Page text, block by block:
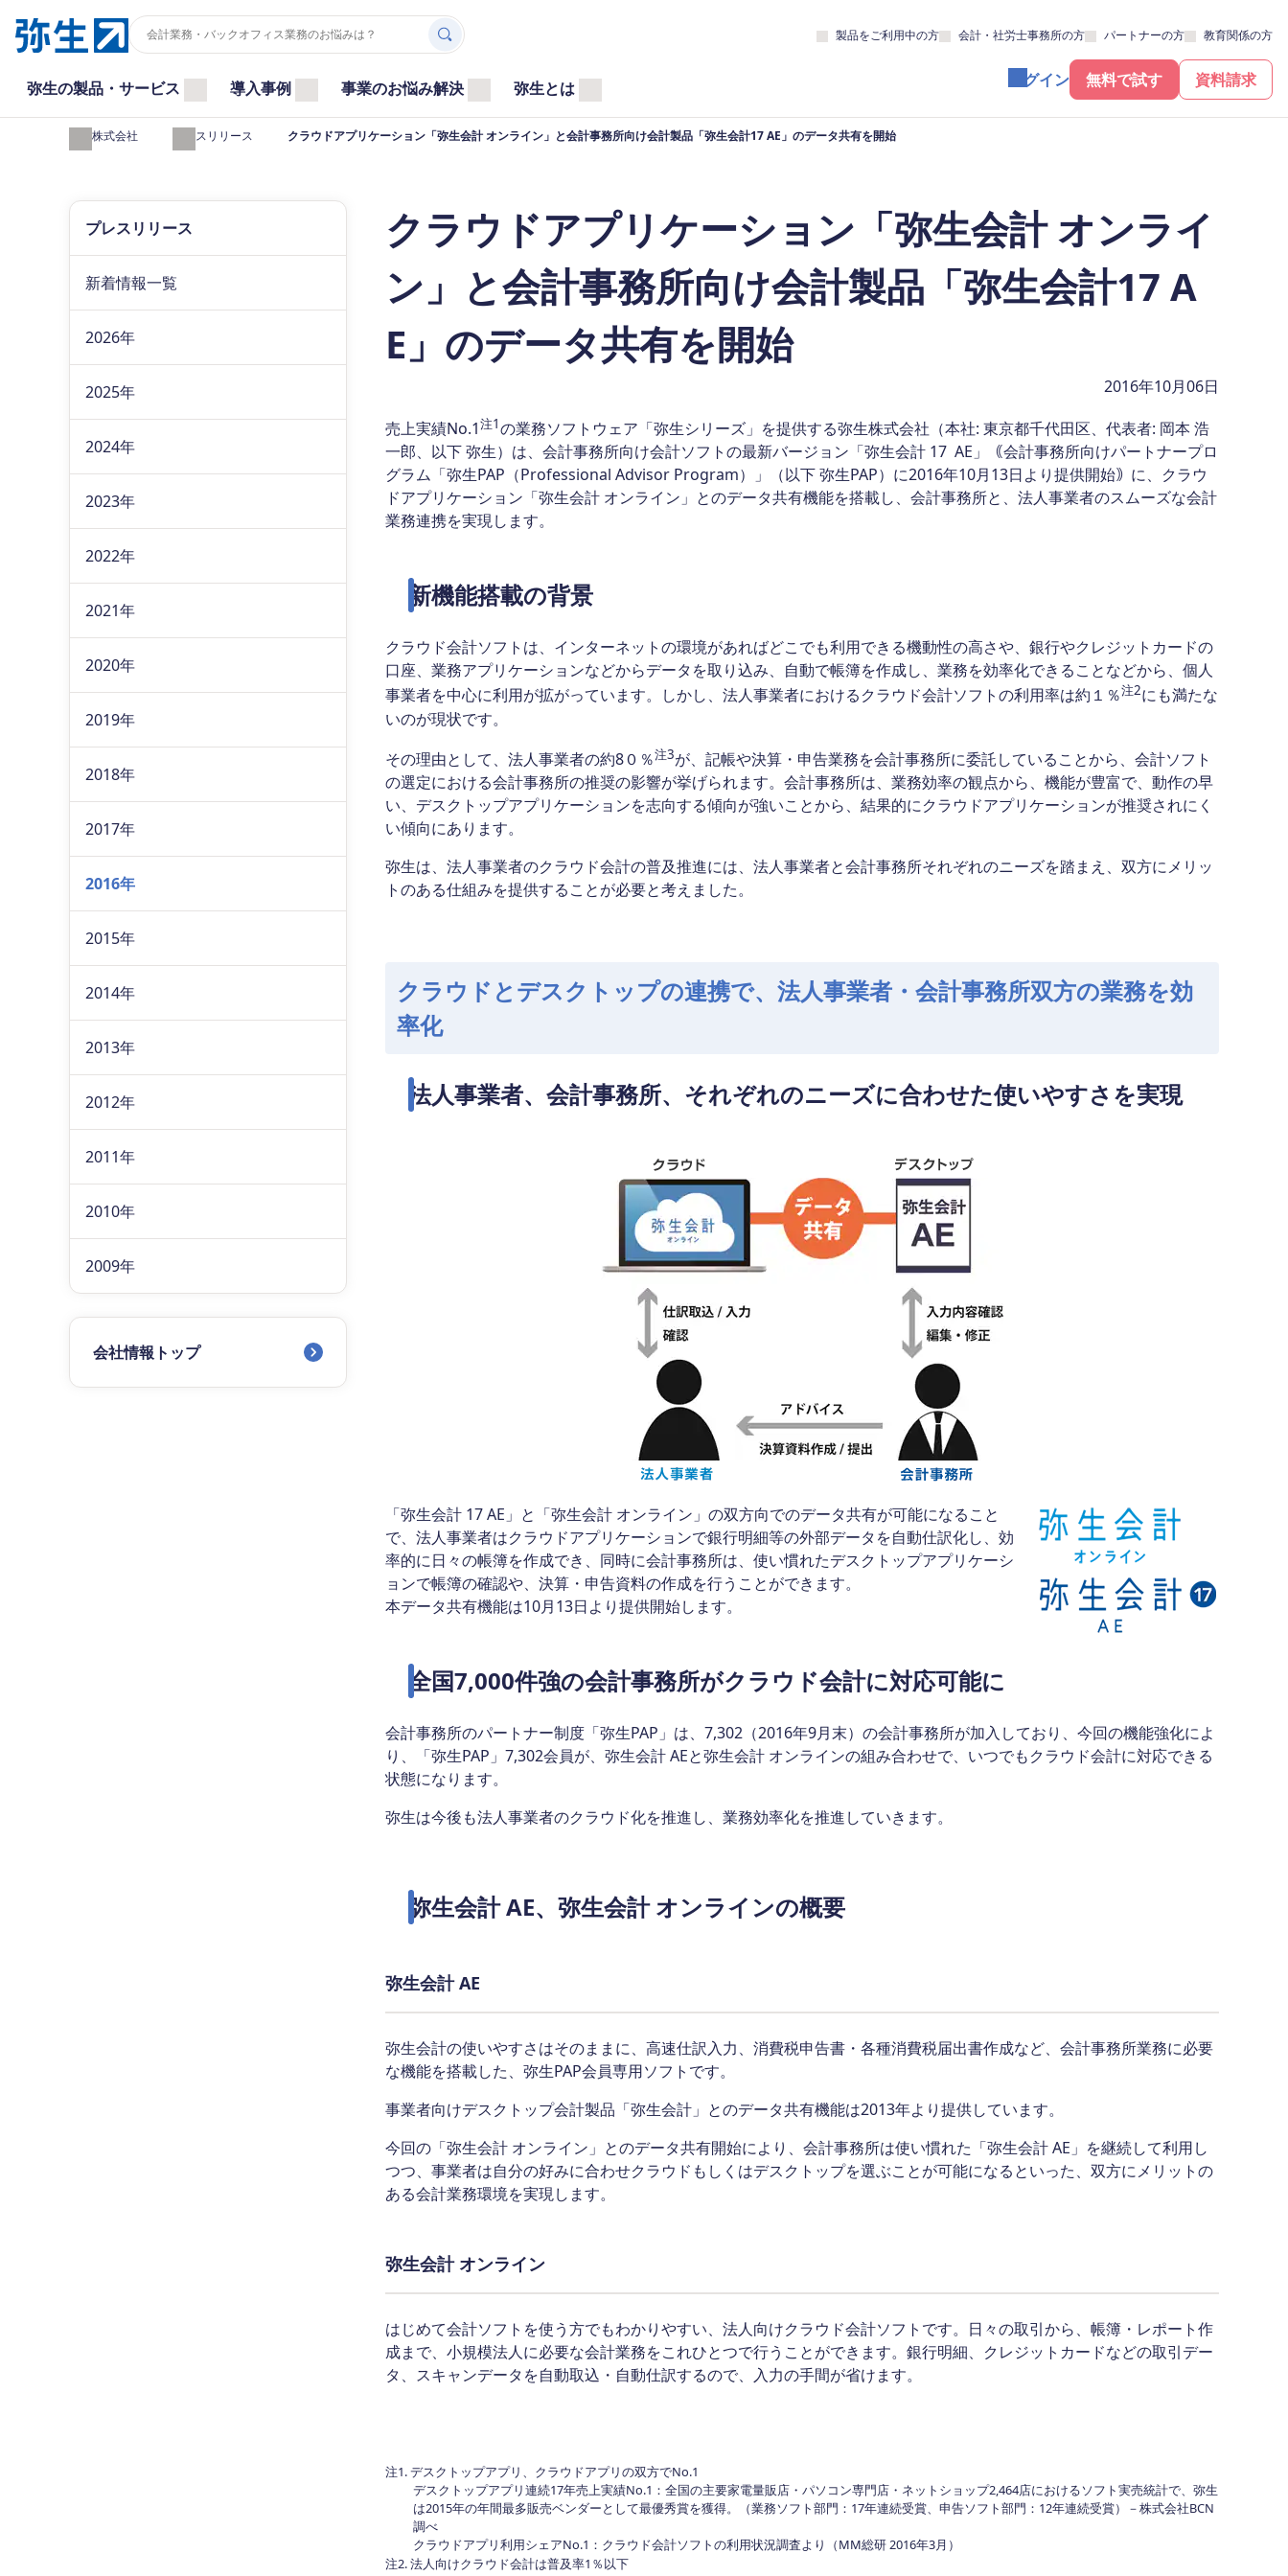
製品をご利用中の方 会計・社労士事務所の方 パートナーの方 教育関係の方
弥生の製品・サービス 導入事例 事業のお悩み解決 弥生とは 無料で試す 資料請求
ログイン
弥生株式会社 プレスリリース クラウドアプリケーション「弥生会計 オンライン」と会計事務所向け会計製品「弥生会計17 AE」のデータ共有を開始
クラウドアプリケーション「弥生会計 オンライ
ン」と会計事務所向け会計製品「弥生会計17 A
E」のデータ共有を開始
2016年10月06日
売上実績No.1注1の業務ソフトウェア「弥生シリーズ」を提供する弥生株式会社（本社: 東京都千代田区、代表者: 岡本 浩
一郎、以下 弥生）は、会計事務所向け会計ソフトの最新バージョン「弥生会計 17 AE」｟会計事務所向けパートナープロ
グラム「弥生PAP（Professional Advisor Program）」（以下 弥生PAP）に2016年10月13日より提供開始｠に、クラウ
ドアプリケーション「弥生会計 オンライン」とのデータ共有機能を搭載し、会計事務所と、法人事業者のスムーズな会計
業務連携を実現します。
新機能搭載の背景
クラウド会計ソフトは、インターネットの環境があればどこでも利用できる機動性の高さや、銀行やクレジットカードの
口座、業務アプリケーションなどからデータを取り込み、自動で帳簿を作成し、業務を効率化できることなどから、個人
事業者を中心に利用が拡がっています。しかし、法人事業者におけるクラウド会計ソフトの利用率は約１％注2にも満たな
いのが現状です。
その理由として、法人事業者の約8０％注3が、記帳や決算・申告業務を会計事務所に委託していることから、会計ソフト
の選定における会計事務所の推奨の影響が挙げられます。会計事務所は、業務効率の観点から、機能が豊富で、動作の早
い、デスクトップアプリケーションを志向する傾向が強いことから、結果的にクラウドアプリケーションが推奨されにく
い傾向にあります。
弥生は、法人事業者のクラウド会計の普及推進には、法人事業者と会計事務所それぞれのニーズを踏まえ、双方にメリッ
トのある仕組みを提供することが必要と考えました。
クラウドとデスクトップの連携で、法人事業者・会計事務所双方の業務を効
率化
法人事業者、会計事務所、それぞれのニーズに合わせた使いやすさを実現
「弥生会計 17 AE」と「弥生会計 オンライン」の双方向でのデータ共有が可能になること
で、法人事業者はクラウドアプリケーションで銀行明細等の外部データを自動仕訳化し、効
率的に日々の帳簿を作成でき、同時に会計事務所は、使い慣れたデスクトップアプリケーシ
ョンで帳簿の確認や、決算・申告資料の作成を行うことができます。
本データ共有機能は10月13日より提供開始します。
全国7,000件強の会計事務所がクラウド会計に対応可能に
会計事務所のパートナー制度「弥生PAP」は、7,302（2016年9月末）の会計事務所が加入しており、今回の機能強化によ
り、「弥生PAP」7,302会員が、弥生会計 AEと弥生会計 オンラインの組み合わせで、いつでもクラウド会計に対応できる
状態になります。
弥生は今後も法人事業者のクラウド化を推進し、業務効率化を推進していきます。
弥生会計 AE、弥生会計 オンラインの概要
弥生会計 AE
弥生会計の使いやすさはそのままに、高速仕訳入力、消費税申告書・各種消費税届出書作成など、会計事務所業務に必要
な機能を搭載した、弥生PAP会員専用ソフトです。
事業者向けデスクトップ会計製品「弥生会計」とのデータ共有機能は2013年より提供しています。
今回の「弥生会計 オンライン」とのデータ共有開始により、会計事務所は使い慣れた「弥生会計 AE」を継続して利用し
つつ、事業者は自分の好みに合わせクラウドもしくはデスクトップを選ぶことが可能になるといった、双方にメリットの
ある会計業務環境を実現します。
弥生会計 オンライン
はじめて会計ソフトを使う方でもわかりやすい、法人向けクラウド会計ソフトです。日々の取引から、帳簿・レポート作
成まで、小規模法人に必要な会計業務をこれひとつで行うことができます。銀行明細、クレジットカードなどの取引デー
タ、スキャンデータを自動取込・自動仕訳するので、入力の手間が省けます。
注1. デスクトップアプリ、クラウドアプリの双方でNo.1
デスクトップアプリ連続17年売上実績No.1：全国の主要家電量販店・パソコン専門店・ネットショップ2,464店におけるソフト実売統計で、弥生
は2015年の年間最多販売ベンダーとして最優秀賞を獲得。（業務ソフト部門：17年連続受賞、申告ソフト部門：12年連続受賞）－株式会社BCN
調べ
クラウドアプリ利用シェアNo.1：クラウド会計ソフトの利用状況調査より（MM総研 2016年3月）
注2. 法人向けクラウド会計は普及率1％以下
プレスリリース
新着情報一覧
2026年
2025年
2024年
2023年
2022年
2021年
2020年
2019年
2018年
2017年
2016年
2015年
2014年
2013年
2012年
2011年
2010年
2009年
会社情報トップ